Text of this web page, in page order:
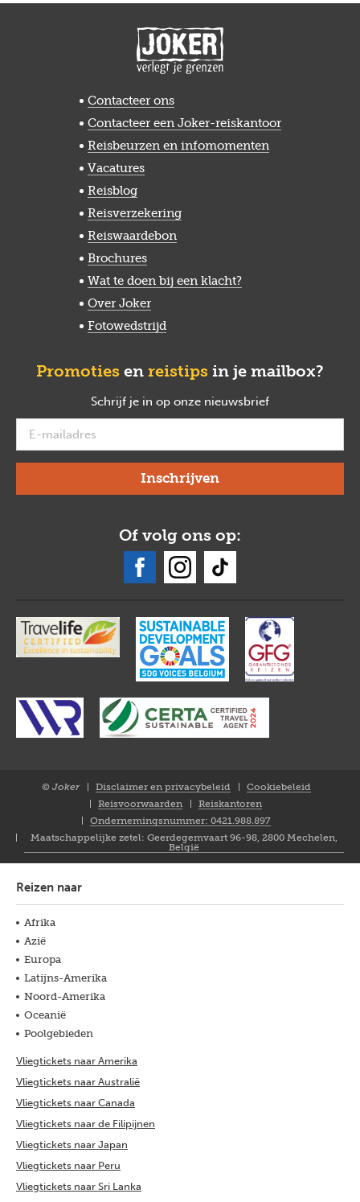
Contacteer ons
Contacteer een Joker-reiskantoor
Reisbeurzen en infomomenten
Vacatures
Reisblog
Reisverzekering
Reiswaardebon
Brochures
Wat te doen bij een klacht?
Over Joker
Fotowedstrijd
Promoties en reistips in je mailbox?
Schrijf je in op onze nieuwsbrief
Of volg ons op:
© Joker
Disclaimer en privacybeleid
Cookiebeleid
Reisvoorwaarden
Reiskantoren
Ondernemingsnummer: 0421.988.897
Maatschappelijke zetel: Geerdegemvaart 96-98, 2800 Mechelen,
België
Reizen naar
Afrika
Azië
Europa
Latijns-Amerika
Noord-Amerika
Oceanië
Poolgebieden
Vliegtickets naar Amerika
Vliegtickets naar Australië
Vliegtickets naar Canada
Vliegtickets naar de Filipijnen
Vliegtickets naar Japan
Vliegtickets naar Peru
Vliegtickets naar Sri Lanka